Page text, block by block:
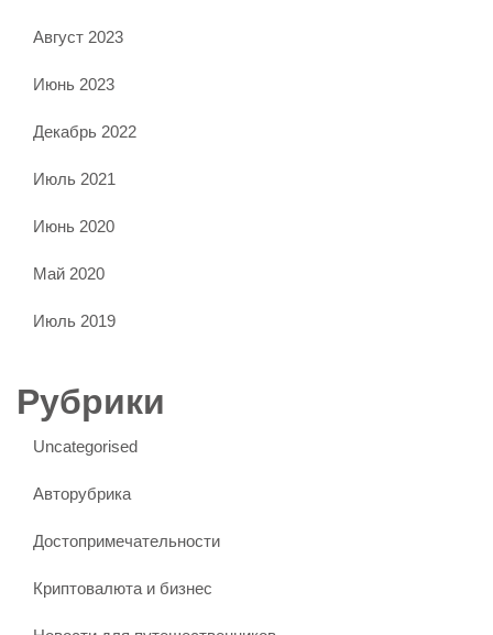
Август 2023
Июнь 2023
Декабрь 2022
Июль 2021
Июнь 2020
Май 2020
Июль 2019
Рубрики
Uncategorised
Авторубрика
Достопримечательности
Криптовалюта и бизнес